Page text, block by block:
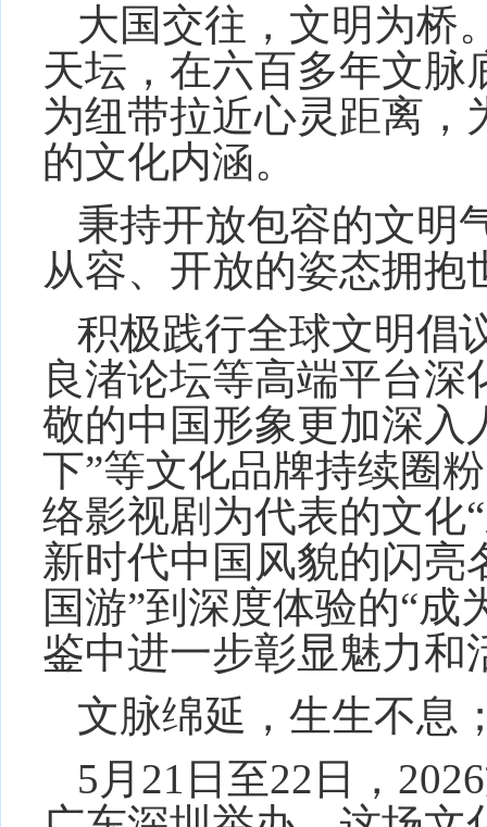
大国交往，文明为桥
天坛，在六百多年文
为纽带拉近心灵距离
的文化内涵。
秉持开放包容的文明
从容、开放的姿态拥抱
积极践行全球文明倡
良渚论坛等高端平台
敬的中国形象更加深入
下”等文化品牌持续圈
络影视剧为代表的文化
新时代中国风貌的闪亮
国游”到深度体验的“
鉴中进一步彰显魅力和
文脉绵延，生生不息
5月21日至22日，